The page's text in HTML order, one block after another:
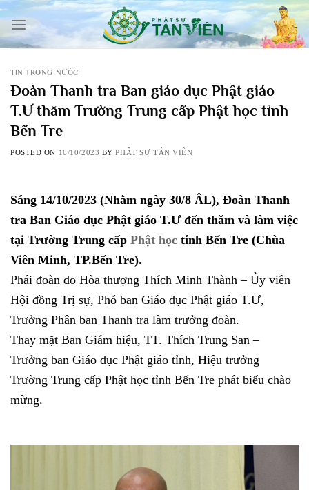
Skip
content
TIN TRONG NƯỚC
Đoàn Thanh tra Ban giáo dục Phật giáo
T.Ư thăm Trường Trung cấp Phật học tỉnh
Bến Tre
POSTED ON 16/10/2023 BYPHẬT SỰ TẢN VIÊN
Sáng 14/10/2023 (Nhằm ngày 30/8 ÂL), Đoàn Thanh
tra Ban Giáo dục Phật giáo T.Ư đến thăm và làm việc
tại Trường Trung cấp Phật học tỉnh Bến Tre (Chùa
Viên Minh, TP.Bến Tre).
Phái đoàn do Hòa thượng Thích Minh Thành – Ủy viên
Hội đồng Trị sự, Phó ban Giáo dục Phật giáo T.Ư,
Trưởng Phân ban Thanh tra làm trưởng đoàn.
Thay mặt Ban Giám hiệu, TT. Thích Trung San –
Trưởng ban Giáo dục Phật giáo tỉnh, Hiệu trưởng
Trường Trung cấp Phật học tỉnh Bến Tre phát biểu chào
mừng.